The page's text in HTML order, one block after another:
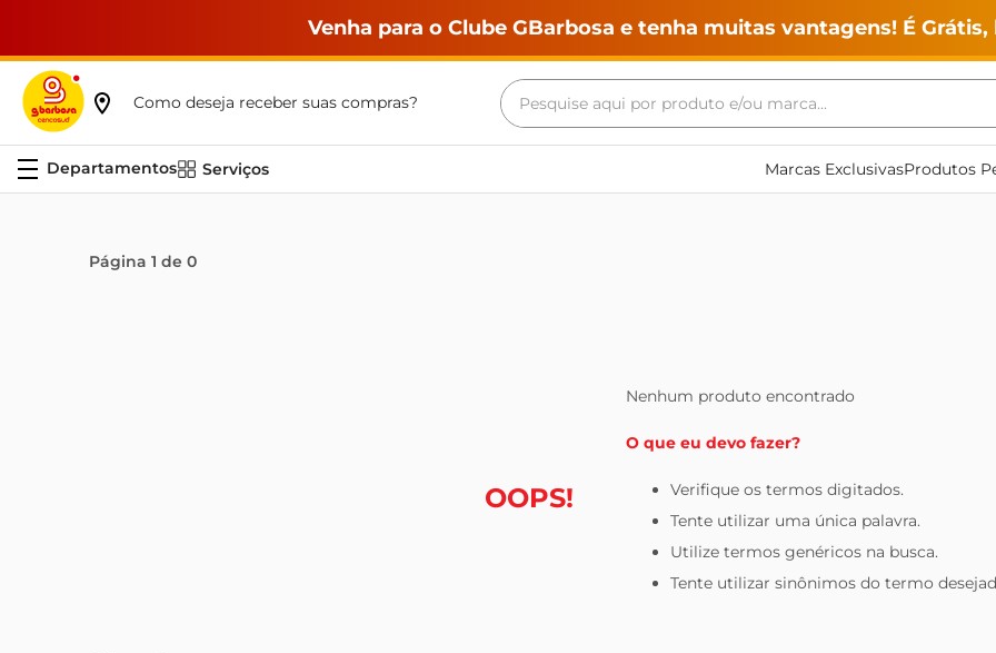
Venha para o Clube GBarbosa e tenha muitas vantagens! É
Como deseja receber suas compras?
Pesquise aqui por produto e/ou marca...
Serviços Marcas ExclusivasProdutos
Página 1 de 0
OOPS!
Nenhum produto encontrado
O que eu devo fazer?
Verifique os termos digitados.
Tente utilizar uma única palavra.
Utilize termos genéricos na busca.
Tente utilizar sinônimos do termo
Termos mais buscados
leite pó